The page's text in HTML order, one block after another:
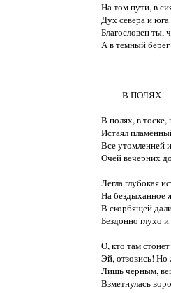
На том пути, в
Дух севера и
Благословен ты,
А в темный берег
          В ПОЛЯХ
В полях, в тоске,
Истаял
Все утомленней
Очей вечерних
Легла глубокая
На бездыханное
В скорбящей
Бездонно глухо
О, кто там
Эй, отзовись! Но
Лишь черным,
Взметнулась